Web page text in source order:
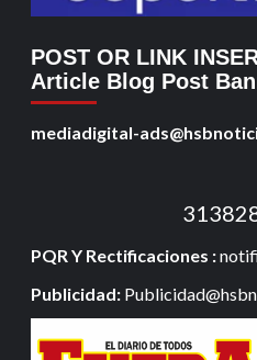
POST OR LINK
Article Blog Post
mediadigital-
PQR Y Rectificaciones :
Publicidad: